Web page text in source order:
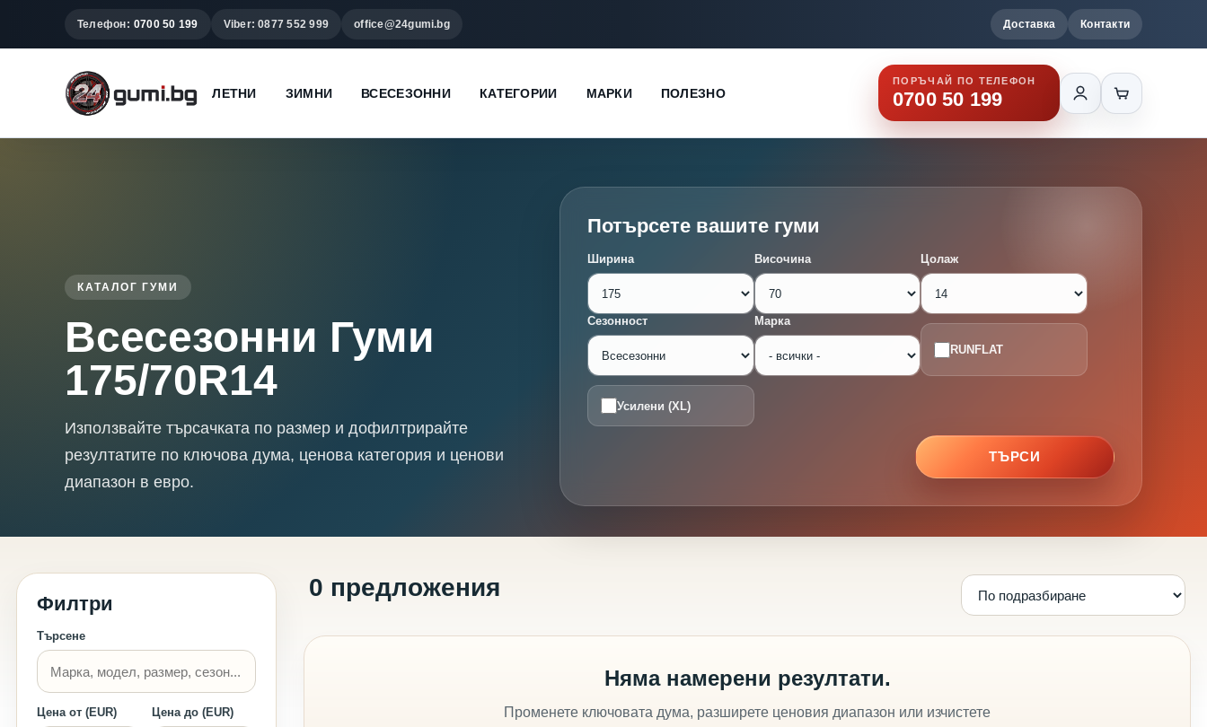
Телефон: 0700 50 199 Viber: 0877 552 999 office@24gumi.bg Доставка Контакти
ЛЕТНИ ЗИМНИ ВСЕСЕЗОННИ КАТЕГОРИИ МАРКИ ПОЛЕЗНО
ПОРЪЧАЙ ПО ТЕЛЕФОН
0700 50 199
КАТАЛОГ ГУМИ
Всесезонни Гуми
175/70R14
Използвайте търсачката по размер и дофилтрирайте
резултатите по ключова дума, ценова категория и ценови
диапазон в евро.
Потърсете вашите гуми
Ширина Височина Цолаж
Сезонност Марка
RUNFLAT
Усилени (XL)
ТЪРСИ
Филтри
Търсене
Цена от (EUR) Цена до (EUR)
0 предложения
Няма намерени резултати.
Променете ключовата дума, разширете ценовия диапазон или изчистете